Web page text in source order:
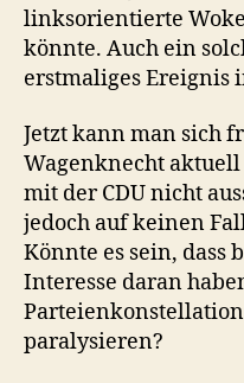
linksorientierte
könnte. Auch ein
erstmaliges Ereignis
Jetzt kann man sich
Wagenknecht
mit der CDU nicht
jedoch auf keinen
Könnte es sein, dass
Interesse daran
paralysieren?